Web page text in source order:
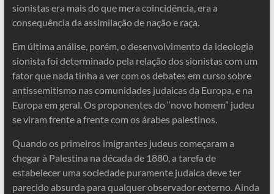
sionistas era mais do que mera coincidência, era a
consequência da assimilação de nação e raça.
Em última análise, porém, o desenvolvimento da ideologia
sionista foi determinado pela relação dos sionistas com um
fator que nada tinha a ver com os debates em curso sobre
antissemitismo nas comunidades judaicas da Europa, e na
Europa em geral. Os proponentes do “novo homem” judeu
se viram frente a frente com os árabes palestinos.
Quando os primeiros imigrantes judeus começaram a
chegar à Palestina na década de 1880, a tarefa de
estabelecer uma sociedade puramente judaica deve ter
parecido absurda para qualquer observador externo. Ainda